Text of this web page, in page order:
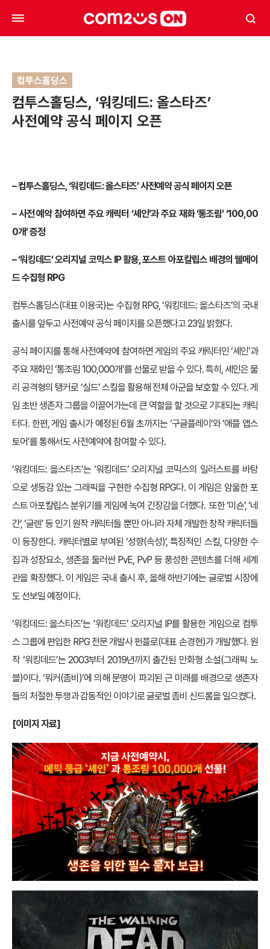
컴투스홀딩스
컴투스홀딩스, ‘워킹데드: 올스타즈’
사전예약 공식 페이지 오픈
– 컴투스홀딩스, ‘워킹데드: 올스타즈’ 사전예약 공식 페이지 오픈
– 사전 예약 참여하면 주요 캐릭터 ‘셰인’과 주요 재화 ‘통조림’ ‘100,00
0개’ 증정
– ‘워킹데드’ 오리지널 코믹스 IP 활용, 포스트 아포칼립스 배경의 웰메이
드 수집형 RPG
컴투스홀딩스(대표 이용국)는 수집형 RPG, ‘워킹데드: 올스타즈’의 국내
출시를 앞두고 사전예약 공식 페이지를 오픈했다고 23일 밝혔다.
공식 페이지를 통해 사전예약에 참여하면 게임의 주요 캐릭터인 ‘셰인’과
주요 재화인 ‘통조림 100,000개’를 선물로 받을 수 있다. 특히, 셰인은 물
리 공격형의 탱커로 ‘실드’ 스킬을 활용해 전체 아군을 보호할 수 있다. 게
임 초반 생존자 그룹을 이끌어가는데 큰 역할을 할 것으로 기대되는 캐릭
터다. 한편, 게임 출시가 예정된 6월 초까지는 ‘구글플레이’와 ‘애플 앱스
토어’를 통해서도 사전예약에 참여할 수 있다.
‘워킹데드: 올스타즈’는 ‘워킹데드’ 오리지널 코믹스의 일러스트를 바탕
으로 생동감 있는 그래픽을 구현한 수집형 RPG다. 이 게임은 암울한 포
스트 아포칼립스 분위기를 게임에 녹여 긴장감을 더했다. 또한 ‘미숀’, ‘네
간’, ‘글렌’ 등 인기 원작 캐릭터들 뿐만 아니라 자체 개발한 창작 캐릭터들
이 등장한다. 캐릭터별로 부여된 ‘성향(속성)’, 특징적인 스킬, 다양한 수
집과 성장요소, 생존을 둘러싼 PvE, PvP 등 풍성한 콘텐츠를 더해 세계
관을 확장했다. 이 게임은 국내 출시 후, 올해 하반기에는 글로벌 시장에
도 선보일 예정이다.
‘워킹데드: 올스타즈’는 ‘워킹데드’ 오리지널 IP를 활용한 게임으로 컴투
스 그룹에 편입한 RPG 전문 개발사 펀플로(대표 손경현)가 개발했다. 원
작 ‘워킹데드’는 2003부터 2019년까지 출간된 만화형 소설(그래픽 노
블)이다. ‘워커(좀비)’에 의해 문명이 파괴된 근 미래를 배경으로 생존자
들의 처절한 투쟁과 감동적인 이야기로 글로벌 좀비 신드롬을 일으켰다.
[이미지 자료]